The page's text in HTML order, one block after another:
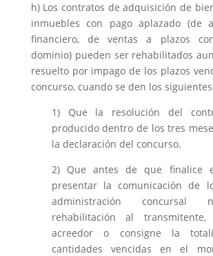
h) Los contratos de adquisición de
inmuebles con pago aplazado (de
financiero, de ventas a plazos
dominio) pueden ser rehabilitados
resuelto por impago de los plazos
concurso, cuando se den los
1) Que la resolución del
producido dentro de los tres
la declaración del concurso.
2) Que antes de que finalice
presentar la comunicación de
administración concursal
rehabilitación al
acreedor o consigne la
cantidades vencidas en el